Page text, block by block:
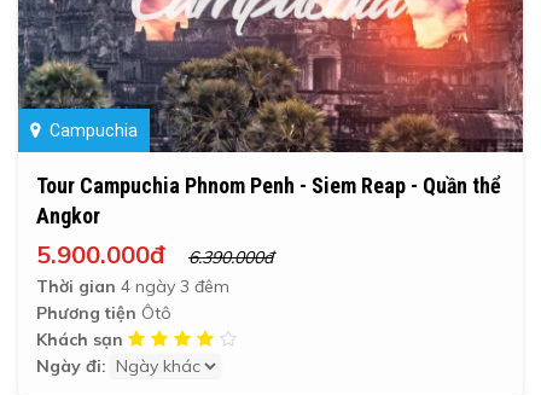
Campuchia
Tour Campuchia Phnom Penh - Siem Reap - Quần thể
Angkor
5.900.000đ
6.390.000đ
Thời gian 4 ngày 3 đêm
Phương tiện Ôtô
Khách sạn
Ngày đi: